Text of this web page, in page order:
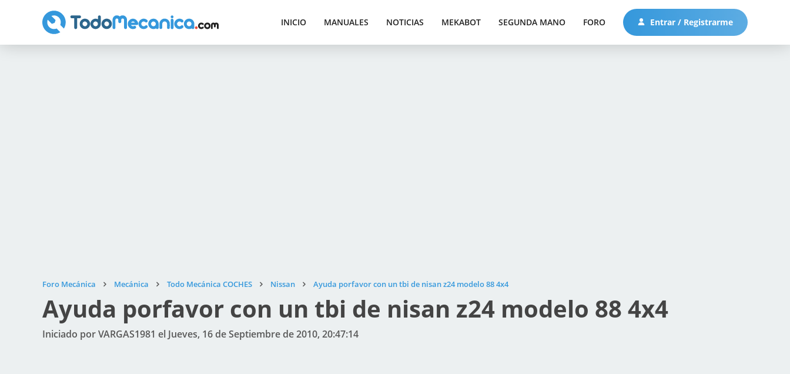
INICIO MANUALES NOTICIAS MEKABOT SEGUNDA MANO FORO Entrar / Registrarme
Foro Mecánica Mecánica Todo Mecánica COCHES Nissan Ayuda porfavor con un tbi de nisan z24 modelo 88 4x4
Ayuda porfavor con un tbi de nisan z24 modelo 88 4x4
Iniciado por VARGAS1981 el Jueves, 16 de Septiembre de 2010, 20:47:14